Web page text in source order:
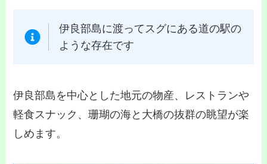
伊良部島に渡ってスグにある道の駅の
ような存在です
伊良部島を中心とした地元の物産、レストランや
軽食スナック、珊瑚の海と大橋の抜群の眺望が楽
しめます。